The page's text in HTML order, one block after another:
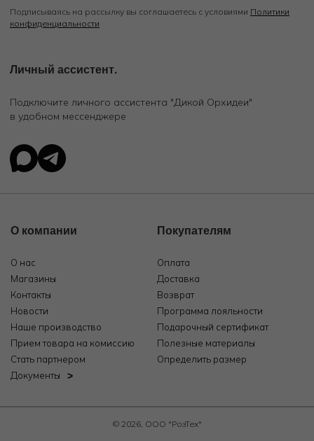
Подписываясь на рассылку вы соглашаетесь с условиями Политики
конфиденциальности
Личный ассистент.
Подключите личного ассистента "Дикой Орхидеи"
в удобном мессенджере
О компании
О нас
Магазины
Контакты
Новости
Наше производство
Прием товара на комиссию
Стать партнером
Документы
Покупателям
Оплата
Доставка
Возврат
Программа лояльности
Подарочный сертификат
Полезные материалы
Определить размер
© 2026, ООО "РозТех"